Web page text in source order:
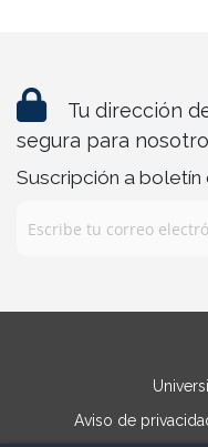
Tu dirección
segura para
Suscripción a boletín
Aviso de